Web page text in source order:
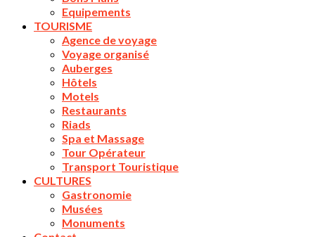
Equipements
TOURISME
Agence de voyage
Voyage organisé
Auberges
Hôtels
Motels
Restaurants
Riads
Spa et Massage
Tour Opérateur
Transport Touristique
CULTURES
Gastronomie
Musées
Monuments